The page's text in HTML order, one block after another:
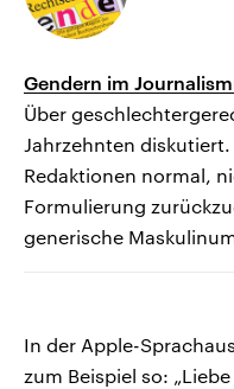
Gendern im
Über
Jahrzehnten
Redaktionen normal,
Formulierung
generische
In der Apple-
zum Beispiel so: